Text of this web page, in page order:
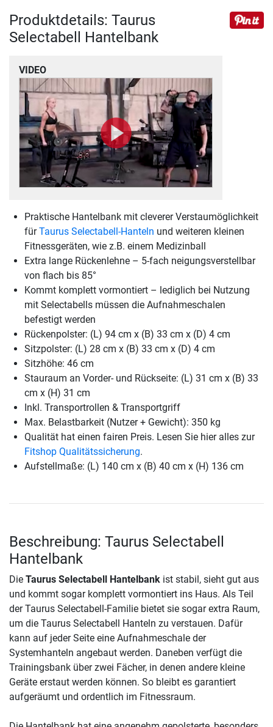
Produktdetails: Taurus
Selectabell Hantelbank
VIDEO
Praktische Hantelbank mit cleverer Verstaumöglichkeit
fürTaurus Selectabell-Hanteln und weiteren kleinen
Fitnessgeräten, wie z.B. einem Medizinball
Extra lange Rückenlehne – 5-fach neigungsverstellbar
von flach bis 85°
Kommt komplett vormontiert – lediglich bei Nutzung
mit Selectabells müssen die Aufnahmeschalen
befestigt werden
Rückenpolster: (L) 94 cm x (B) 33 cm x (D) 4 cm
Sitzpolster: (L) 28 cm x (B) 33 cm x (D) 4 cm
Sitzhöhe: 46 cm
Stauraum an Vorder- und Rückseite: (L) 31 cm x (B) 33
cm x (H) 31 cm
Inkl. Transportrollen & Transportgriff
Max. Belastbarkeit (Nutzer + Gewicht): 350 kg
Qualität hat einen fairen Preis. Lesen Sie hier alles zur
Fitshop Qualitätssicherung.
Aufstellmaße: (L) 140 cm x (B) 40 cm x (H) 136 cm
Beschreibung: Taurus Selectabell
Hantelbank
Die Taurus Selectabell Hantelbank ist stabil, sieht gut aus
und kommt sogar komplett vormontiert ins Haus. Als Teil
der Taurus Selectabell-Familie bietet sie sogar extra Raum,
um die Taurus Selectabell Hanteln zu verstauen. Dafür
kann auf jeder Seite eine Aufnahmeschale der
Systemhanteln angebaut werden. Daneben verfügt die
Trainingsbank über zwei Fächer, in denen andere kleine
Geräte erstaut werden können. So bleibt es garantiert
aufgeräumt und ordentlich im Fitnessraum.